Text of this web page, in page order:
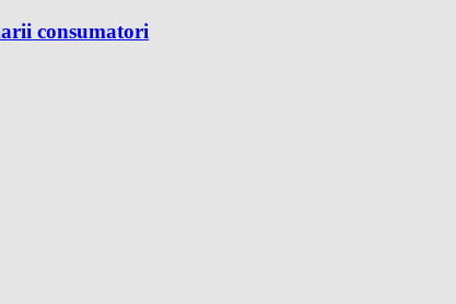
consumatori